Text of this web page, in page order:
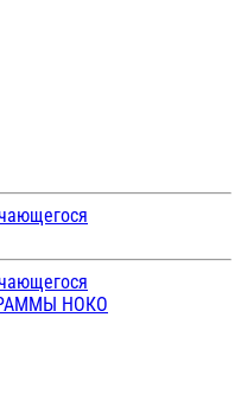
НОКО